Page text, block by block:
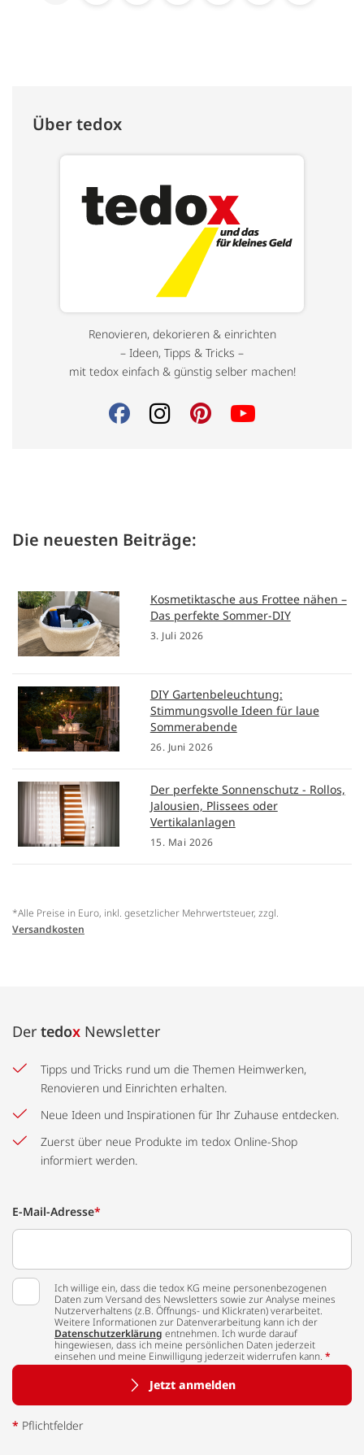
Über tedox
Renovieren, dekorieren & einrichten
– Ideen, Tipps & Tricks –
mit tedox einfach & günstig selber machen!
Die neuesten Beiträge:
Kosmetiktasche aus Frottee nähen –
Das perfekte Sommer-DIY
3. Juli 2026
DIY Gartenbeleuchtung:
Stimmungsvolle Ideen für laue
Sommerabende
26. Juni 2026
Der perfekte Sonnenschutz - Rollos,
Jalousien, Plissees oder
Vertikalanlagen
15. Mai 2026
*Alle Preise in Euro, inkl. gesetzlicher Mehrwertsteuer, zzgl.
Versandkosten
Der tedox Newsletter
Tipps und Tricks rund um die Themen Heimwerken,
Renovieren und Einrichten erhalten.
Neue Ideen und Inspirationen für Ihr Zuhause entdecken.
Zuerst über neue Produkte im tedox Online-Shop
informiert werden.
E-Mail-Adresse*
Ich willige ein, dass die tedox KG meine personenbezogenen
Daten zum Versand des Newsletters sowie zur Analyse meines
Nutzerverhaltens (z.B. Öffnungs- und Klickraten) verarbeitet.
Weitere Informationen zur Datenverarbeitung kann ich der
Datenschutzerklärung entnehmen. Ich wurde darauf
hingewiesen, dass ich meine persönlichen Daten jederzeit
einsehen und meine Einwilligung jederzeit widerrufen kann. *
Jetzt anmelden
* Pflichtfelder